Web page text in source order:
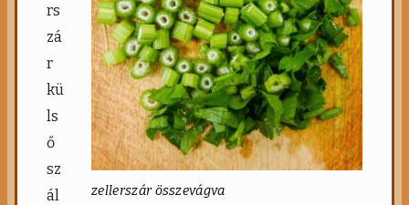
zellerszár összevágva
rs
zá
r
kü
ls
ő
sz
ál